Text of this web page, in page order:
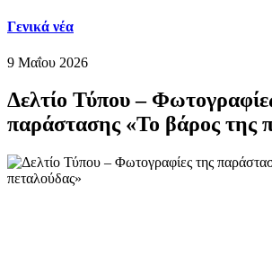
Γενικά νέα
9 Μαΐου 2026
Δελτίο Τύπου –
παράστασης «Το βάρος της